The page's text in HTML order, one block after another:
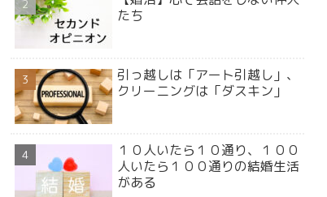
たち
引っ越しは「アート引越し」、
クリーニングは「ダスキン」
１０人いたら１０通り、１００
人いたら１００通りの結婚生活
がある